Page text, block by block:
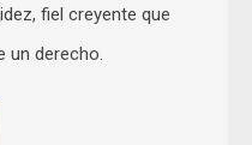
fiel creyente que
un derecho.